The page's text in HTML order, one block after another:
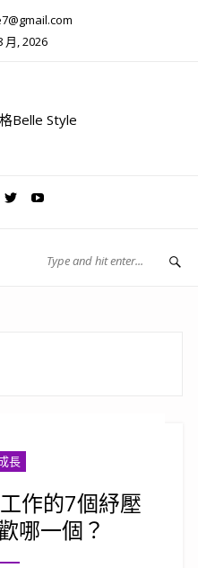
月, 2026
長
作的7個紓壓
哪一個？